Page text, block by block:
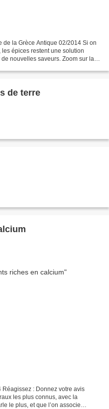
la Grèce Antique 02/2014 Si on
épices restent une solution
nouvelles saveurs. Zoom sur la
de terre
: Donnez votre avis
les plus connus, avec la
le plus, et que l’on associe